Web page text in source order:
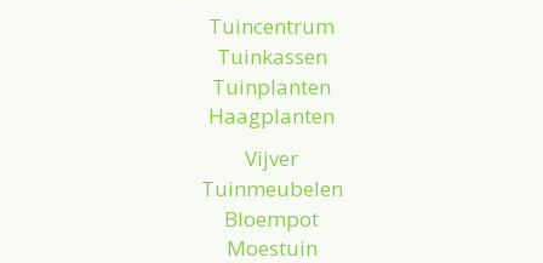
Tuincentrum
Tuinkassen
Tuinplanten
Haagplanten
Vijver
Tuinmeubelen
Bloempot
Moestuin